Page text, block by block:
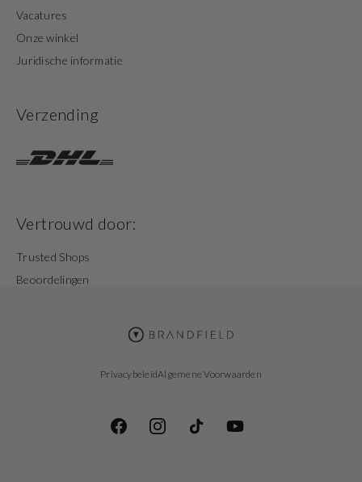
Vacatures
Onze winkel
Juridische informatie
Verzending
Vertrouwd door:
Trusted Shops
Beoordelingen
PrivacybeleidAlgemene Voorwaarden
FacebookInstagramTikTok YouTube